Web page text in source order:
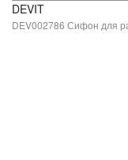
DEVIT